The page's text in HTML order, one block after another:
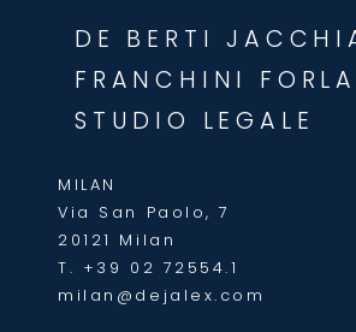
DE BERTI
FRANCHINI
STUDIO LEGALE
MILAN
Via San Paolo, 7
20121 Milan
T. +39 02 72554.1
milan@dejalex.com